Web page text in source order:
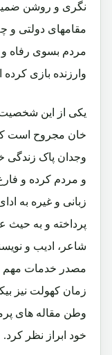
نگری و روشن
مقامهای دولتی و
مردم بسوی رفاه و
وارزنده بازی کرده
یکی از این
خان مجروح است
وجدان پاک
و مردم کرده و
زبانی و غیره به
پرداخته و به حیث
شاعر، ادیب و
مصدر خدمات مهم
زمان کهولت نیز
وطن مقاله های
خود ابراز نظر کرد.